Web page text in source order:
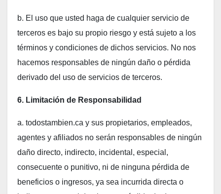
b. El uso que usted haga de cualquier servicio de
terceros es bajo su propio riesgo y está sujeto a los
términos y condiciones de dichos servicios. No nos
hacemos responsables de ningún daño o pérdida
derivado del uso de servicios de terceros.
6. Limitación de Responsabilidad
a. todostambien.ca y sus propietarios, empleados,
agentes y afiliados no serán responsables de ningún
daño directo, indirecto, incidental, especial,
consecuente o punitivo, ni de ninguna pérdida de
beneficios o ingresos, ya sea incurrida directa o